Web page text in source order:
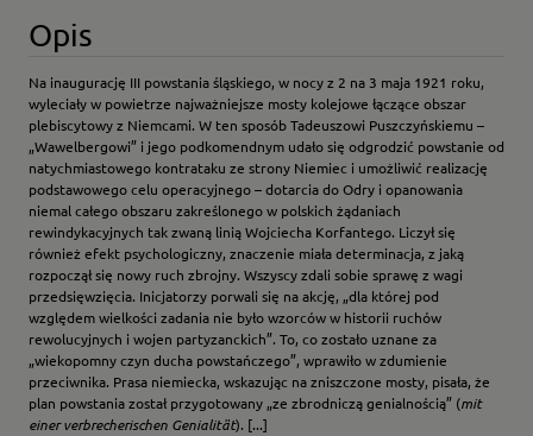
Opis
Na inaugurację III powstania śląskiego, w nocy z 2 na 3 maja 1921 roku,
wyleciały w powietrze najważniejsze mosty kolejowe łączące obszar
plebiscytowy z Niemcami. W ten sposób Tadeuszowi Puszczyńskiemu –
„Wawelbergowi” i jego podkomendnym udało się odgrodzić powstanie od
natychmiastowego kontrataku ze strony Niemiec i umożliwić realizację
podstawowego celu operacyjnego – dotarcia do Odry i opanowania
niemal całego obszaru zakreślonego w polskich żądaniach
rewindykacyjnych tak zwaną linią Wojciecha Korfantego. Liczył się
również efekt psychologiczny, znaczenie miała determinacja, z jaką
rozpoczął się nowy ruch zbrojny. Wszyscy zdali sobie sprawę z wagi
przedsięwzięcia. Inicjatorzy porwali się na akcję, „dla której pod
względem wielkości zadania nie było wzorców w historii ruchów
rewolucyjnych i wojen partyzanckich”. To, co zostało uznane za
„wiekopomny czyn ducha powstańczego”, wprawiło w zdumienie
przeciwnika. Prasa niemiecka, wskazując na zniszczone mosty, pisała, że
plan powstania został przygotowany „ze zbrodniczą genialnością” (mit
einer verbrecherischen Genialität). [...]